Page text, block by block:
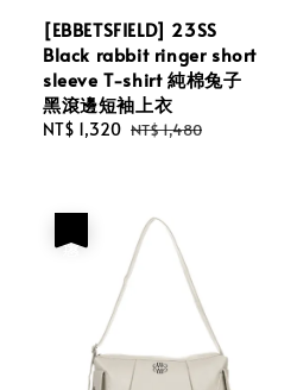
[EBBETSFIELD] 23SS
Black rabbit ringer short
sleeve T-shirt 純棉兔子
黑滾邊短袖上衣
Sale
NT$ 1,320 Regular
NT$ 1,480